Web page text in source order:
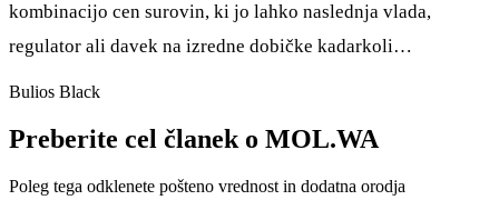
kombinacijo cen surovin, ki jo lahko naslednja vlada,
regulator ali davek na izredne dobičke kadarkoli…
Bulios Black
Preberite cel članek o MOL.WA
Poleg tega odklenete pošteno vrednost in dodatna orodja